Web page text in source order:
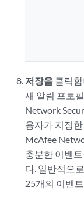
저장을 클릭
새 알림 프로
Network
용자가 지정
McAfee
충분한 이벤
다. 일반적으
25개의 이벤